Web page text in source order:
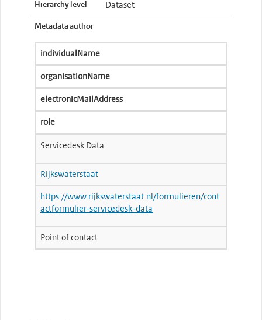
Hierarchy level Dataset
Metadata author
individualName
organisationName
electronicMailAddress
role
Servicedesk Data
Rijkswaterstaat
https://www.rijkswaterstaat.nl/formulieren/cont
actformulier-servicedesk-data
Point of contact